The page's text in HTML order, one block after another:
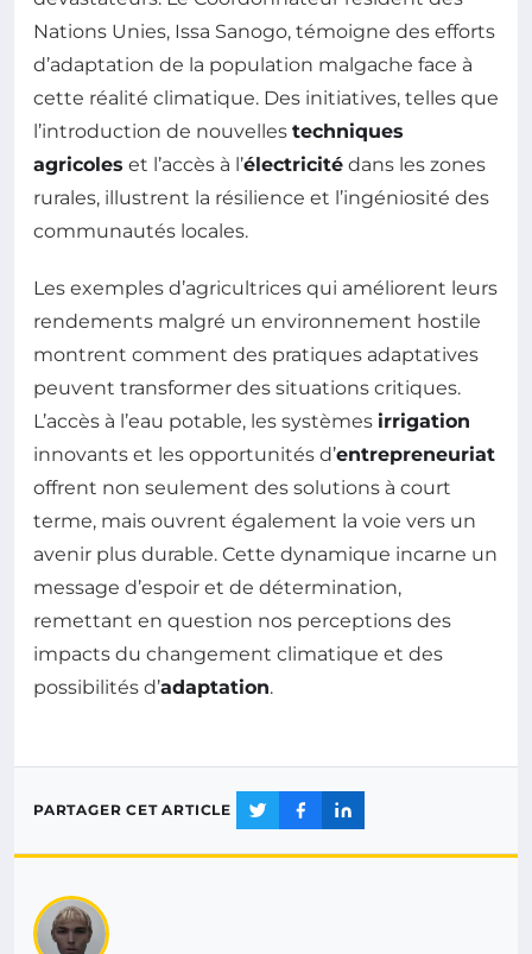
Nations Unies, Issa Sanogo, témoigne des efforts
d’adaptation de la population malgache face à
cette réalité climatique. Des initiatives, telles que
l’introduction de nouvelles techniques
agricoles et l’accès à l’électricité dans les zones
rurales, illustrent la résilience et l’ingéniosité des
communautés locales.
Les exemples d’agricultrices qui améliorent leurs
rendements malgré un environnement hostile
montrent comment des pratiques adaptatives
peuvent transformer des situations critiques.
L’accès à l’eau potable, les systèmes irrigation
innovants et les opportunités d’entrepreneuriat
offrent non seulement des solutions à court
terme, mais ouvrent également la voie vers un
avenir plus durable. Cette dynamique incarne un
message d’espoir et de détermination,
remettant en question nos perceptions des
impacts du changement climatique et des
possibilités d’adaptation.
PARTAGER CET ARTICLE